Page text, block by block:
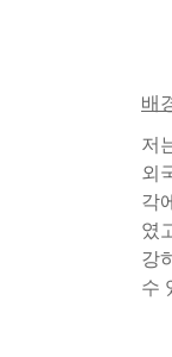
배
저
외
각
였
강
수